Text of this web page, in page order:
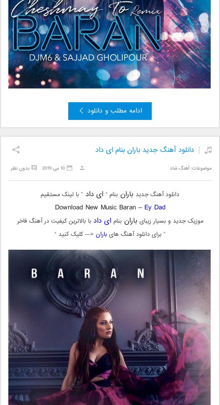
ادامه مطلب و دانلود
دانلود آهنگ جدید باران بنام ای داد
موضوعات:آهنگ شاد بدون نظر 10 می 2019
دانلود آهنگ جدید باران بنام “ ای داد ” با لینک مستقیم
Download New Music Baran – Ey Dad
موزیک جدید و بسیار زیبای بارانبنام ای داد با بالاترین کیفیت در آهنگ فاخر
” برای دانلود آهنگ هایباران <— کلیک کنید “